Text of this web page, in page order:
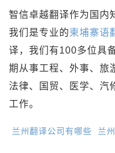
智信卓越翻译作为国内
我们是专业的柬埔寨语
译，我们有100多位具
期从事工程、外事、旅
法律、国贸、医学、汽
工作。
兰州翻译公司有哪些 兰